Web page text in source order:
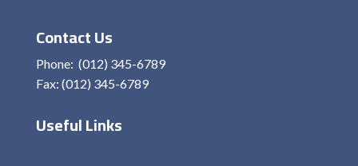
Contact Us
Phone: (012) 345-6789
Fax: (012) 345-6789
Useful Links